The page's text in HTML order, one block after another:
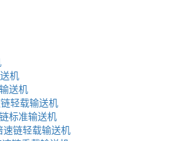
机
送机
轻载输送机
标准输送机
链轻载输送机